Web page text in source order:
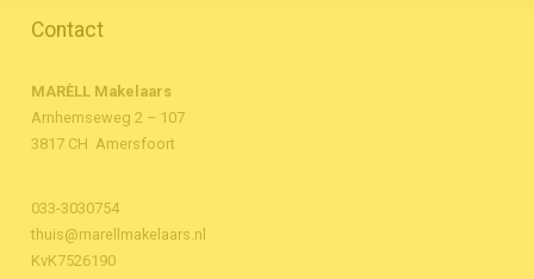
Contact
MARÈLL Makelaars
Arnhemseweg 2 – 107
3817 CH Amersfoort
033-3030754
thuis@marellmakelaars.nl
KvK7526190